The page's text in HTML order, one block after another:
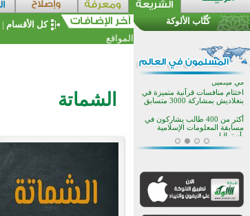
كل الأقسام |
المواقع
الشماتة
كُتَّاب الألوكة
اختتام الدورة التاسعة لمسابقة حفظ
وتلاوة القرآن الكريم في أزناكاييف
أكثر من 100 شخص يتعرفون على
في ميلفيل
اختتام منافسات قرآنية متميزة في
بنغلاديش بمشاركة 3000 متسابق
مسابقة المعلومات الإسلامية
بأستراليا
افتتاح تاريخي لأول مسجد في بلييفليا
بالجبل الأسود منذ أكثر من قرن
منطقة ريبوفسي تحتفل بميلاد
مسجد جديد في أجواء إيمانية مميزة
أستراليا يفتتح أبوابه بعد سنوات من
العمل والعطاء
القرآن والتربية في صدارة البرامج
الصيفية للمسلمين في بينزا